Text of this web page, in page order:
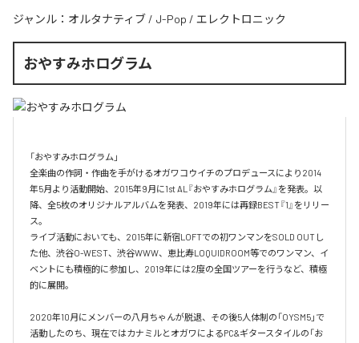
ジャンル： オルタナティブ / J-Pop / エレクトロニック
おやすみホログラム
「おやすみホログラム」
全楽曲の作詞・作曲を⼿がけるオガワコウイチのプロデュースにより2014
年5⽉より活動開始、2015年9⽉に1st AL『おやすみホログラム』を発表。以
降、全5枚のオリジナルアルバムを発表、2019年には再録BEST『1』をリリー
ス。
ライブ活動においても、2015年に新宿LOFTでの初ワンマンをSOLD OUTし
た他、渋⾕O-WEST、渋⾕WWW、恵⽐寿LOQUIDROOM等でのワンマン、イ
ベントにも積極的に参加し、2019年には2度の全国ツアーを⾏うなど、積極
的に展開。
2020年10月にメンバーの八月ちゃんが脱退、その後5人体制の「OYSM5」で
活動したのち、現在ではカナミルとオガワによるPC&ギタースタイルの「お